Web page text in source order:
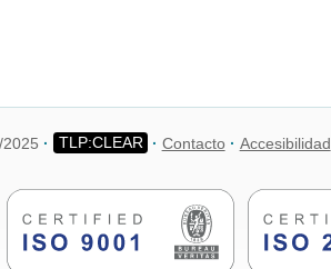
Contacto Accesibilidad